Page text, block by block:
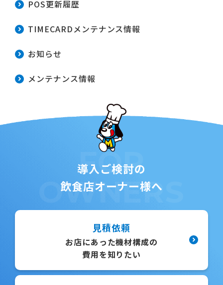
POS更新履歴
TIMECARDメンテナンス情報
お知らせ
メンテナンス情報
導入ご検討の
飲食店オーナー様へ
FOR
OWNERS
見積依頼
お店にあった機材構成の
費用を知りたい